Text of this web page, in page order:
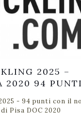
2025 –
2020 94 PUNTI
- 94 punti con il
Pisa DOC 2020